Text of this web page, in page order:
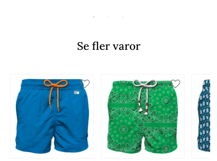
Se fler varor